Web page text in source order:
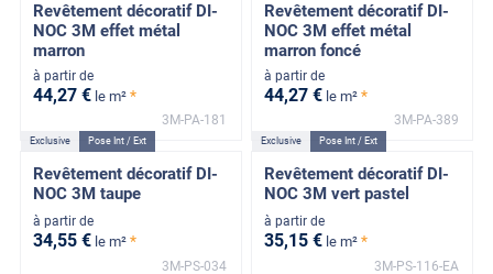
Revêtement décoratif DI-
NOC 3M effet métal
marron
à partir de
44,27 € le m² *
3M-PA-181
Revêtement décoratif DI-
NOC 3M effet métal
marron foncé
à partir de
44,27 € le m² *
3M-PA-389
Exclusive Pose Int / Ext
Revêtement décoratif DI-
NOC 3M taupe
à partir de
34,55 € le m² *
3M-PS-034
Exclusive Pose Int / Ext
Revêtement décoratif DI-
NOC 3M vert pastel
à partir de
35,15 € le m² *
3M-PS-116-EA